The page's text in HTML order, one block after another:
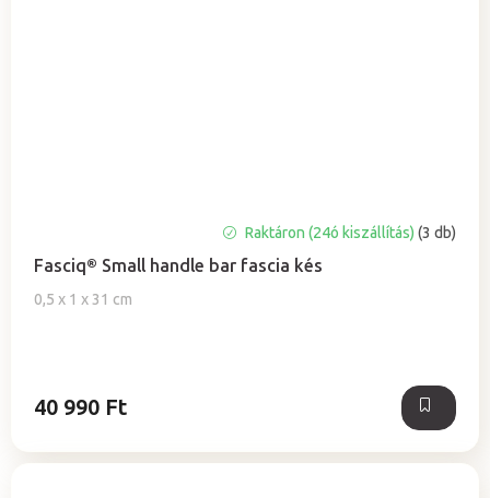
Fasciq® Small handle bar fascia kés
0,5 x 1 x 31 cm
termék
átlagos
értékelése
Raktáron (24ó kiszállítás)(3 db)
40 990 Ft